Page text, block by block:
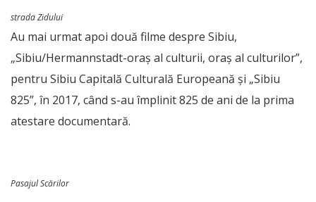
strada Zidului
Au mai urmat apoi două filme despre Sibiu,
„Sibiu/Hermannstadt-oraș al culturii, oraș al culturilor”,
pentru Sibiu Capitală Culturală Europeană și „Sibiu
825”, în 2017, când s-au împlinit 825 de ani de la prima
atestare documentară.
Pasajul Scărilor